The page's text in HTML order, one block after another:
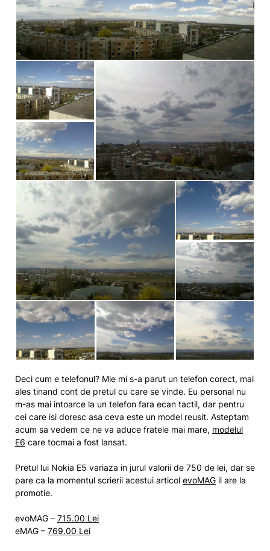
Deci cum e telefonul? Mie mi s-a parut un telefon corect, mai
ales tinand cont de pretul cu care se vinde. Eu personal nu
m-as mai intoarce la un telefon fara ecan tactil, dar pentru
cei care isi doresc asa ceva este un model reusit. Asteptam
acum sa vedem ce ne va aduce fratele mai mare, modelul
E6 care tocmai a fost lansat.
Pretul lui Nokia E5 variaza in jurul valorii de 750 de lei, dar se
pare ca la momentul scrierii acestui articol evoMAG il are la
promotie.
evoMAG – 715.00 Lei
eMAG – 769.00 Lei